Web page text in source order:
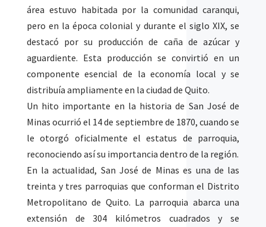
área estuvo habitada por la comunidad caranqui,
pero en la época colonial y durante el siglo XIX, se
destacó por su producción de caña de azúcar y
aguardiente. Esta producción se convirtió en un
componente esencial de la economía local y se
distribuía ampliamente en la ciudad de Quito.
Un hito importante en la historia de San José de
Minas ocurrió el 14 de septiembre de 1870, cuando se
le otorgó oficialmente el estatus de parroquia,
reconociendo así su importancia dentro de la región.
En la actualidad, San José de Minas es una de las
treinta y tres parroquias que conforman el Distrito
Metropolitano de Quito. La parroquia abarca una
extensión de 304 kilómetros cuadrados y se